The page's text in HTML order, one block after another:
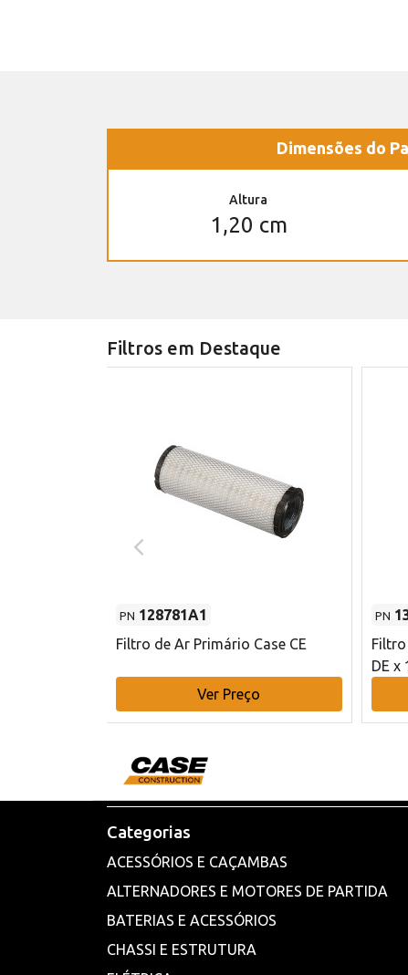
Dimensões do
Altura
1,20 cm
Filtros em Destaque
PN 128781A1
Filtro de Ar Primário Case CE
Ver Preço
PN
DE x
Categorias
ACESSÓRIOS E CAÇAMBAS
ALTERNADORES E MOTORES DE PARTIDA
BATERIAS E ACESSÓRIOS
CHASSI E ESTRUTURA